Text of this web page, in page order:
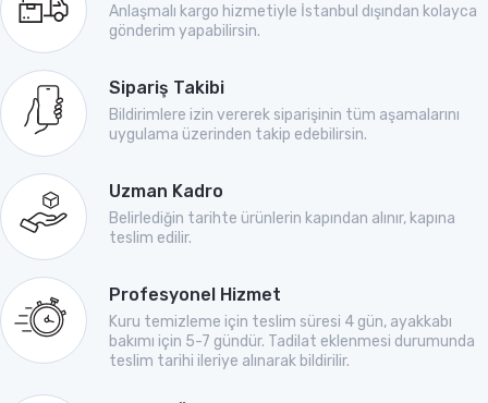
Anlaşmalı kargo hizmetiyle İstanbul dışından kolayca
gönderim yapabilirsin.
Sipariş Takibi
Bildirimlere izin vererek siparişinin tüm aşamalarını
uygulama üzerinden takip edebilirsin.
Uzman Kadro
Belirlediğin tarihte ürünlerin kapından alınır, kapına
teslim edilir.
Profesyonel Hizmet
Kuru temizleme için teslim süresi 4 gün, ayakkabı
bakımı için 5-7 gündür. Tadilat eklenmesi durumunda
teslim tarihi ileriye alınarak bildirilir.